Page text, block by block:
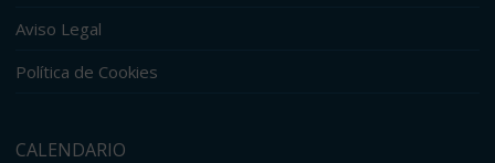
Aviso Legal
Política de Cookies
CALENDARIO